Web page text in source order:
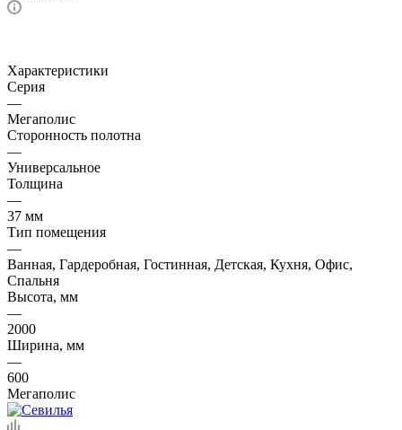
Характеристики
Серия
—
Мегаполис
Сторонность полотна
—
Универсальное
Толщина
—
37 мм
Тип помещения
—
Ванная, Гардеробная, Гостинная, Детская, Кухня, Офис,
Спальня
Высота, мм
—
2000
Ширина, мм
—
600
Мегаполис